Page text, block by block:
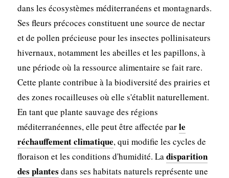
dans les écosystèmes méditerranéens et montagnards.
Ses fleurs précoces constituent une source de nectar
et de pollen précieuse pour les insectes pollinisateurs
hivernaux, notamment les abeilles et les papillons, à
une période où la ressource alimentaire se fait rare.
Cette plante contribue à la biodiversité des prairies et
des zones rocailleuses où elle s'établit naturellement.
En tant que plante sauvage des régions
méditerranéennes, elle peut être affectée parle
réchauffement climatique, qui modifie les cycles de
floraison et les conditions d'humidité. Ladisparition
des plantes dans ses habitats naturels représente une